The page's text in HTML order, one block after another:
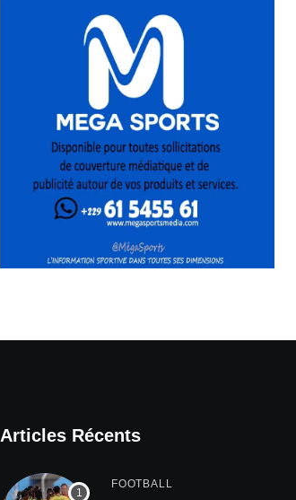
Articles Récents
FOOTBALL